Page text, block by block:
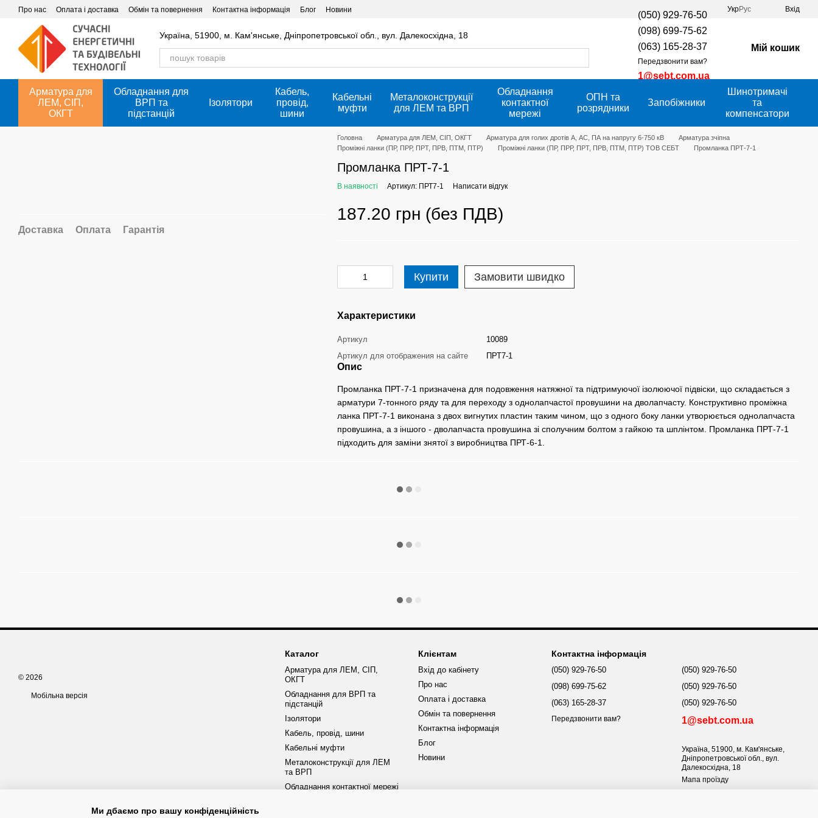
Перейти до основного контенту
Про нас Оплата і доставка Обмін та повернення Контактна інформація Блог Новини УкрРус Вхід
Україна, 51900, м. Кам'янське, Дніпропетровської обл., вул. Далекосхідна, 18
(050) 929-76-50
(098) 699-75-62
(063) 165-28-37
Передзвонити вам?
1@sebt.com.ua
Мій кошик
Арматура для
ЛЕМ, СІП,
ОКГТ
Обладнання для
ВРП та
підстанцій
Ізолятори
Кабель,
провід,
шини
Кабельні
муфти
Металоконструкції
для ЛЕМ та ВРП
Обладнання
контактної
мережі
ОПН та
розрядники
Запобіжники
Шинотримачі
та
компенсатори
Доставка Оплата Гарантія
Головна Арматура для ЛЕМ, СІП, ОКГТ Арматура для голих дротів А, АС, ПА на напругу 6-750 кВ
Арматура зчіпна
Проміжні ланки (ПР, ПРР, ПРТ, ПРВ, ПТМ, ПТР)
Проміжні ланки (ПР, ПРР, ПРТ, ПРВ, ПТМ, ПТР) ТОВ СЕБТ Промланка ПРТ-7-1
Промланка ПРТ-7-1
В наявності Артикул: ПРТ7-1 Написати відгук
187.20 грн (без ПДВ)
Купити Замовити швидко
Характеристики
Артикул
10089
Артикул для отображения на сайте
ПРТ7-1
Опис
Промланка ПРТ-7-1 призначена для подовження натяжної та підтримуючої ізолюючої підвіски, що складається з
арматури 7-тонного ряду та для переходу з однолапчастої провушини на дволапчасту. Конструктивно проміжна
ланка ПРТ-7-1 виконана з двох вигнутих пластин таким чином, що з одного боку ланки утворюється однолапчаста
провушина, а з іншого - дволапчаста провушина зі сполучним болтом з гайкою та шплінтом. Промланка ПРТ-7-1
підходить для заміни знятої з виробництва ПРТ-6-1.
© 2026
Мобільна версія
Каталог
Арматура для ЛЕМ, СІП,
ОКГТ
Обладнання для ВРП та
підстанцій
Ізолятори
Кабель, провід, шини
Кабельні муфти
Металоконструкції для ЛЕМ
та ВРП
Обладнання контактної мережі
Клієнтам
Вхід до кабінету
Про нас
Оплата і доставка
Обмін та повернення
Контактна інформація
Блог
Новини
Контактна інформація
(050) 929-76-50
(098) 699-75-62
(063) 165-28-37
Передзвонити вам?
(050) 929-76-50
(050) 929-76-50
(050) 929-76-50
1@sebt.com.ua
Україна, 51900, м. Кам'янське,
Дніпропетровської обл., вул.
Далекосхідна, 18
Мапа проїзду
Ми дбаємо про вашу конфіденційність